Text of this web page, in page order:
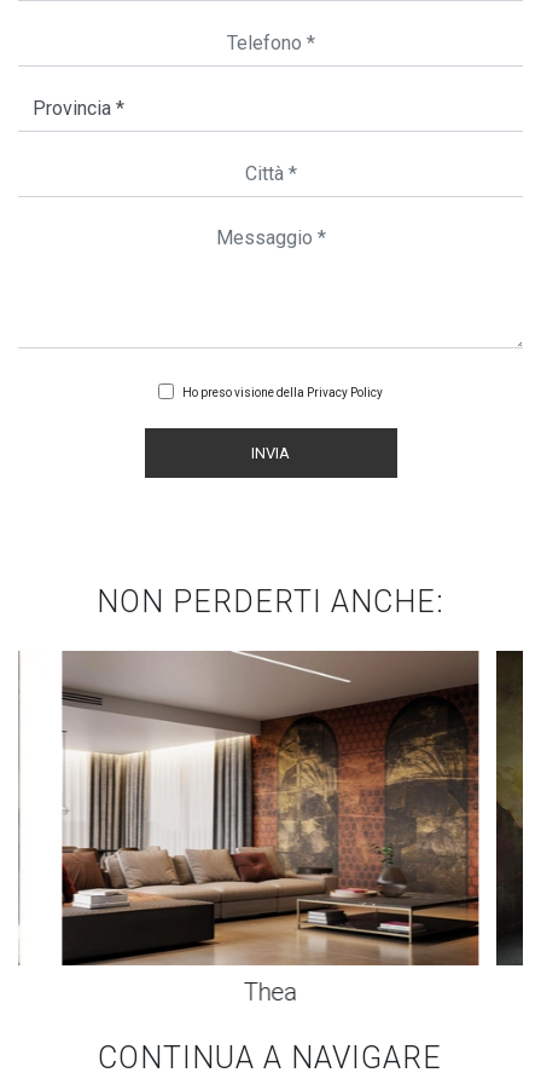
Ho preso visione della Privacy Policy
INVIA
NON PERDERTI ANCHE:
Thea
CONTINUA A NAVIGARE